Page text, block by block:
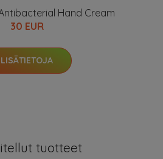
Hand Cream
30 EUR
LISÄTIETOJA
tuotteet